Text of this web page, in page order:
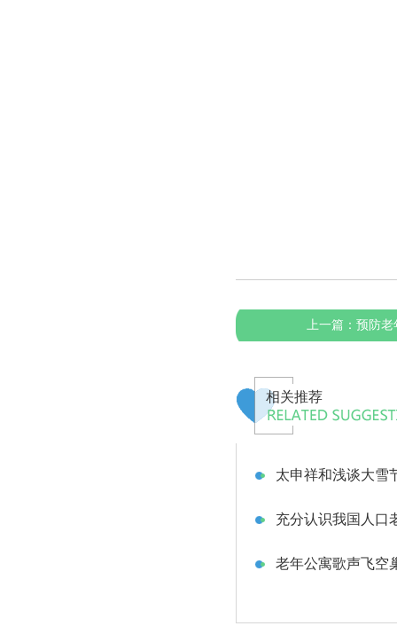
上一篇： 预防老
相关推荐
太申祥和浅谈大雪
充分认识我国人口
老年公寓歌声飞空